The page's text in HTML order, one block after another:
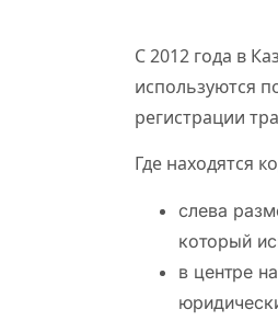
С 2012 года в
используются
регистрации
Где находятся
слева
который
в центре